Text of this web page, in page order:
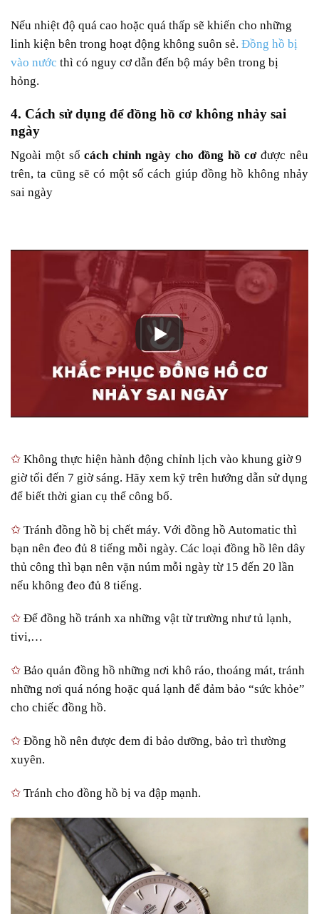
Nếu nhiệt độ quá cao hoặc quá thấp sẽ khiến cho những
linh kiện bên trong hoạt động không suôn sẻ. Đồng hồ bị
vào nước thì có nguy cơ dẫn đến bộ máy bên trong bị
hỏng.
4. Cách sử dụng để đồng hồ cơ không nhảy sai
ngày
Ngoài một sốcách chỉnh ngày cho đồng hồ cơđược nêu
trên, ta cũng sẽ có một số cách giúp đồng hồ không nhảy
sai ngày
✩ Không thực hiện hành động chỉnh lịch vào khung giờ 9
giờ tối đến 7 giờ sáng. Hãy xem kỹ trên hướng dẫn sử dụng
để biết thời gian cụ thể công bố.
✩ Tránh đồng hồ bị chết máy. Với đồng hồ Automatic thì
bạn nên đeo đủ 8 tiếng mỗi ngày. Các loại đồng hồ lên dây
thủ công thì bạn nên vặn núm mỗi ngày từ 15 đến 20 lần
nếu không đeo đủ 8 tiếng.
✩ Để đồng hồ tránh xa những vật từ trường như tủ lạnh,
tivi,…
✩ Bảo quản đồng hồ những nơi khô ráo, thoáng mát, tránh
những nơi quá nóng hoặc quá lạnh để đảm bảo “sức khỏe”
cho chiếc đồng hồ.
✩ Đồng hồ nên được đem đi bảo dưỡng, bảo trì thường
xuyên.
✩ Tránh cho đồng hồ bị va đập mạnh.